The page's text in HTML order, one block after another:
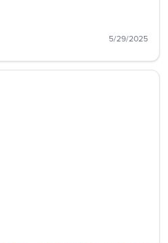
5/29/2025